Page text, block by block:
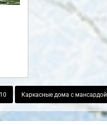
Каркасные дома с мансардой